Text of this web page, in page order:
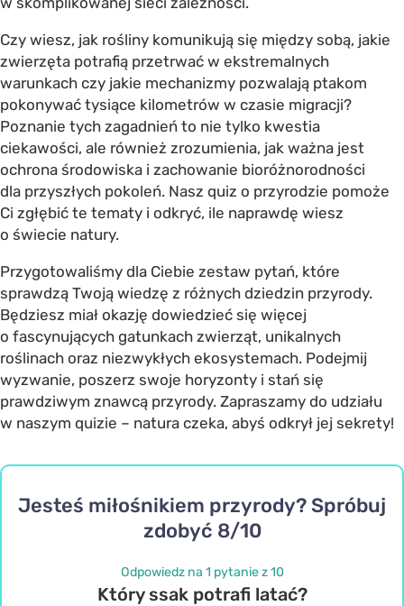
Czy wiesz, jak rośliny komunikują się między sobą, jakie
zwierzęta potrafią przetrwać w ekstremalnych
warunkach czy jakie mechanizmy pozwalają ptakom
pokonywać tysiące kilometrów w czasie migracji?
Poznanie tych zagadnień to nie tylko kwestia
ciekawości, ale również zrozumienia, jak ważna jest
ochrona środowiska i zachowanie bioróżnorodności
dla przyszłych pokoleń. Nasz quiz o przyrodzie pomoże
Ci zgłębić te tematy i odkryć, ile naprawdę wiesz
o świecie natury.
Przygotowaliśmy dla Ciebie zestaw pytań, które
sprawdzą Twoją wiedzę z różnych dziedzin przyrody.
Będziesz miał okazję dowiedzieć się więcej
o fascynujących gatunkach zwierząt, unikalnych
roślinach oraz niezwykłych ekosystemach. Podejmij
wyzwanie, poszerz swoje horyzonty i stań się
prawdziwym znawcą przyrody. Zapraszamy do udziału
w naszym quizie – natura czeka, abyś odkrył jej sekrety!
Jesteś miłośnikiem przyrody? Spróbuj
zdobyć 8/10
Odpowiedz na 1 pytanie z 10
Który ssak potrafi latać?